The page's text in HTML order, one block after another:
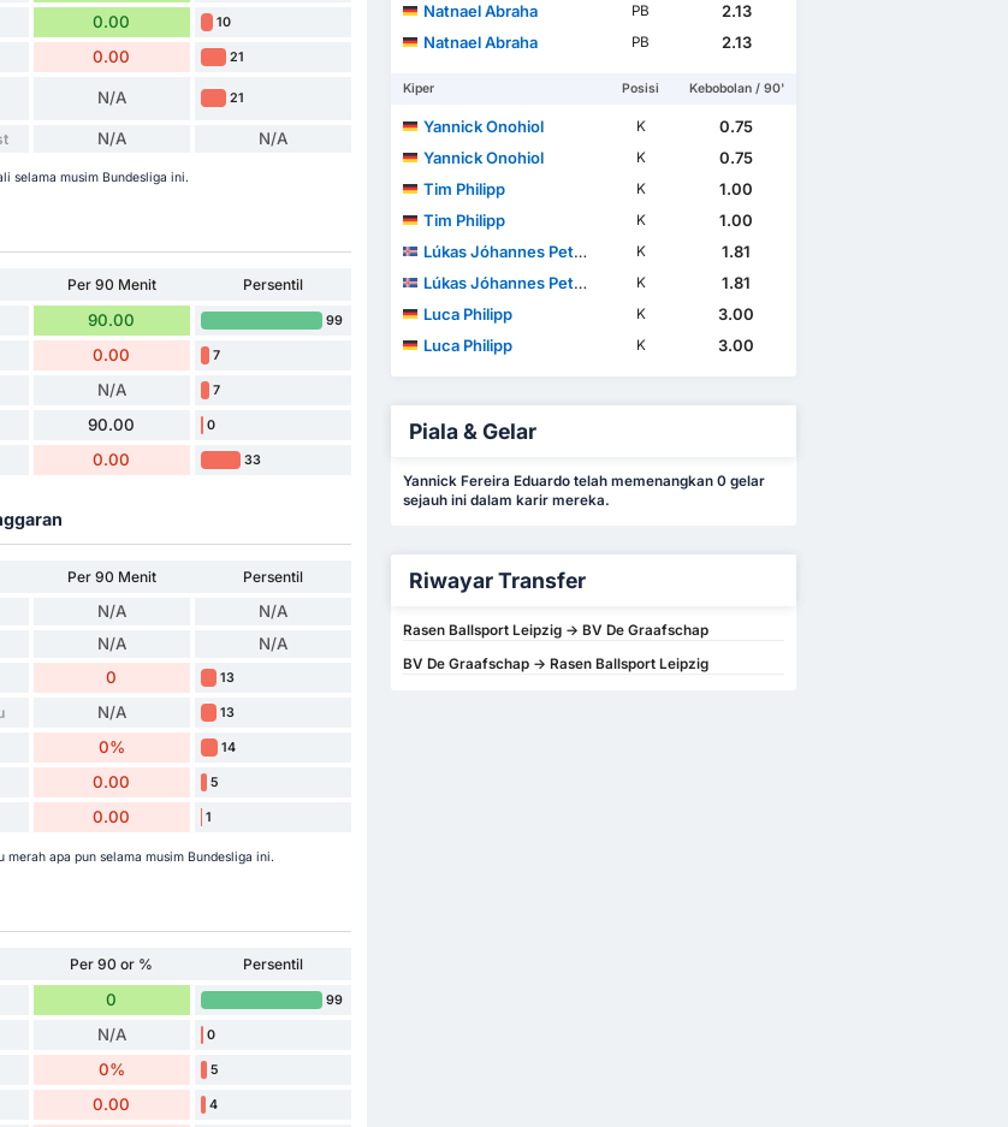
0.00 10
0.00 21
N/A 21
N/A N/A
selama musim Bundesliga ini.
Per 90 Menit
Persentil
90.00 99
0.00 7
N/A 7
90.00 0
0.00 33
Per 90 Menit
Persentil
N/A N/A
N/A N/A
0 13
N/A 13
0% 14
0.00 5
0.00 1
apa pun selama musim Bundesliga ini.
Per 90 or %
Persentil
0 99
N/A 0
0% 5
0.00 4
Natnael Abraha
PB
2.13
Natnael Abraha
PB 2.13
Kiper Posisi Kebobolan / 90'
Yannick Onohiol K
0.75
Yannick Onohiol
K
0.75
Tim Philipp
K
1.00
Tim Philipp
K
1.00
Lúkas Jóhannes Petersson
K
1.81
Lúkas Jóhannes Petersson
K
1.81
Luca Philipp
K
3.00
Luca Philipp
K 3.00
Piala & Gelar
Yannick Fereira Eduardo telah memenangkan 0 gelar
sejauh ini dalam karir mereka.
Riwayar Transfer
Rasen Ballsport Leipzig -> BV De Graafschap
BV De Graafschap -> Rasen Ballsport Leipzig